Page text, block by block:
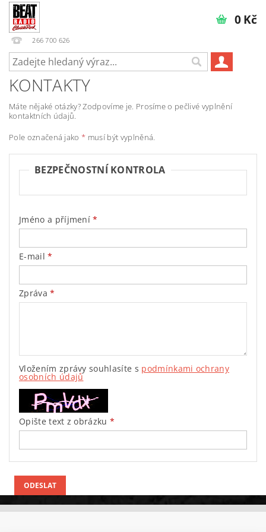
266 700 626
0 Kč
KONTAKTY
Máte nějaké otázky? Zodpovíme je. Prosíme o pečlivé vyplnění
kontaktních údajů.
Pole označená jako * musí být vyplněná.
BEZPEČNOSTNÍ KONTROLA
Jméno a příjmení
E-mail
Zpráva
Vložením zprávy souhlasíte s podmínkami ochrany
osobních údajů
Opište text z obrázku